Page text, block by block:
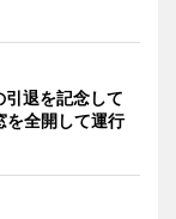
退を記念して
を全開して運行